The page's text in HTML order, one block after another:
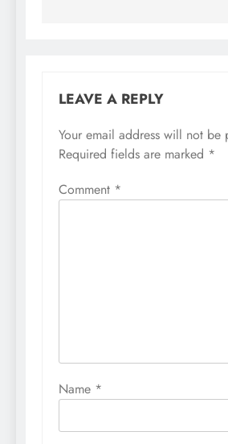
LEAVE A REPLY
Your email address will not be
Required fields are marked *
Comment *
Name *